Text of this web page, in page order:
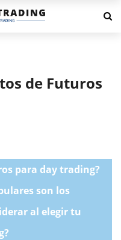
de Futuros
para day trading?
son los
al elegir tu